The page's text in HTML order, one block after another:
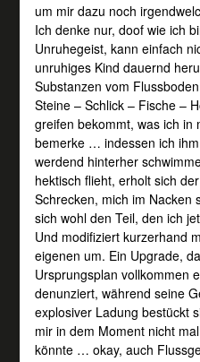
um mir dazu noch
Ich denke nur, doof wie ich
Unruhegeist, kann einfach
unruhiges Kind dauernd
Substanzen vom
Steine – Schlick – Fische –
greifen bekommt, was ich in
bemerke … indessen ich
werdend hinterher
hektisch flieht, erholt sich
Schrecken, mich im Nacken
sich wohl den Teil, den ich
Und modifiziert kurzerhand
eigenen um. Ein Upgrade,
Ursprungsplan vollkommen
denunziert, während seine
explosiver Ladung bestückt
mir in dem Moment nicht
könnte … okay, auch